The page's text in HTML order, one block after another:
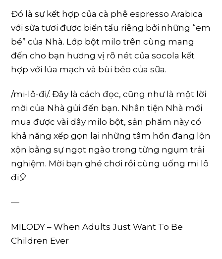
Đó là sự kết hợp của cà phê espresso Arabica
với sữa tươi được biến tấu riêng bởi những “em
bé” của Nhà. Lớp bột milo trên cùng mang
đến cho bạn hương vị rõ nét của socola kết
hợp với lúa mạch và bùi béo của sữa.
/mi-lô-đi/. Đây là cách đọc, cũng như là một lời
mời của Nhà gửi đến bạn. Nhân tiện Nhà mới
mua được vài dây milo bột, sản phẩm này có
khả năng xếp gọn lại những tâm hồn đang lộn
xộn bằng sự ngọt ngào trong từng ngụm trải
nghiệm. Mời bạn ghé chơi rồi cùng uống mi lô
đi️🎈️
—
MILODY – When Adults Just Want To Be
Children Ever